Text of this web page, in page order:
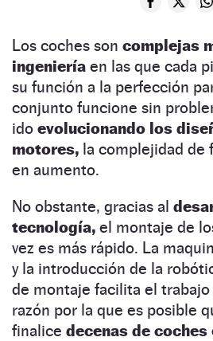
Los coches son complejas
ingeniería en las que cada
su función a la perfección
conjunto funcione sin
ido evolucionando los
motores, la complejidad de
en aumento.
No obstante, gracias al
tecnología, el montaje de
vez es más rápido. La
y la introducción de la
de montaje facilita el
razón por la que es posible
finalice decenas de coches